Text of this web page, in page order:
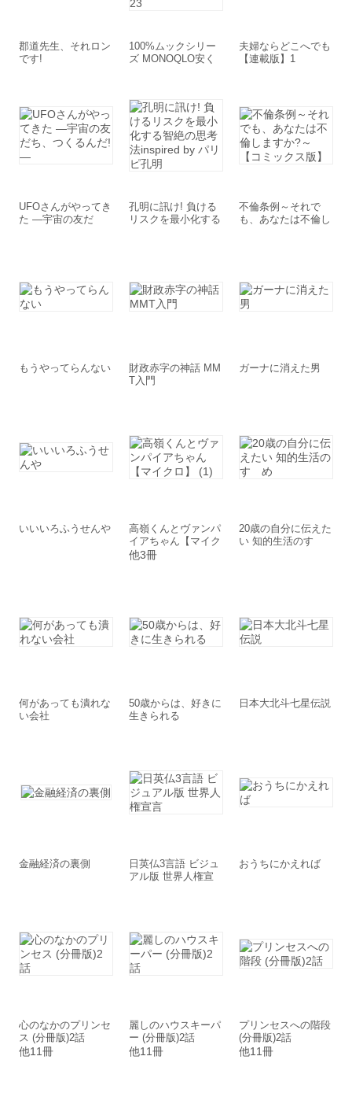
郡道先生、それロン
です!
100%ムックシリー
ズ MONOQLO安く
夫婦ならどこへでも
【連載版】1
UFOさんがやってき
た ―宇宙の友だ
孔明に訊け! 負ける
リスクを最小化する
不倫条例～それで
も、あなたは不倫し
もうやってらんない
財政赤字の神話 MM
T入門
ガーナに消えた男
いいいろふうせんや
高嶺くんとヴァンパ
イアちゃん【マイク
ロ】 (1)
他3冊
20歳の自分に伝えた
い 知的生活のすゝ
何があっても潰れな
い会社
50歳からは、好きに
生きられる
日本大北斗七星伝説
金融経済の裏側
日英仏3言語 ビジュ
アル版 世界人権宣
おうちにかえれば
心のなかのプリンセ
ス (分冊版)2話
他11冊
麗しのハウスキーパ
ー (分冊版)2話
他11冊
プリンセスへの階段
(分冊版)2話
他11冊